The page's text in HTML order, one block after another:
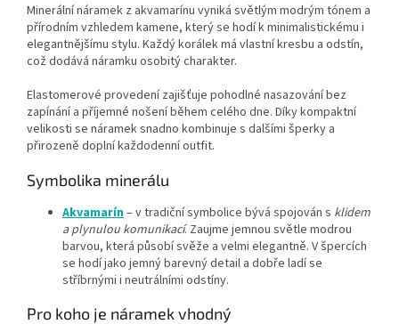
Minerální náramek z akvamarínu vyniká světlým modrým tónem a
přírodním vzhledem kamene, který se hodí k minimalistickému i
elegantnějšímu stylu. Každý korálek má vlastní kresbu a odstín,
což dodává náramku osobitý charakter.
Elastomerové provedení zajišťuje pohodlné nasazování bez
zapínání a příjemné nošení během celého dne. Díky kompaktní
velikosti se náramek snadno kombinuje s dalšími šperky a
přirozeně doplní každodenní outfit.
Symbolika minerálu
Akvamarín– v tradiční symbolice bývá spojován s klidem
a plynulou komunikací. Zaujme jemnou světle modrou
barvou, která působí svěže a velmi elegantně. V špercích
se hodí jako jemný barevný detail a dobře ladí se
stříbrnými i neutrálními odstíny.
Pro koho je náramek vhodný